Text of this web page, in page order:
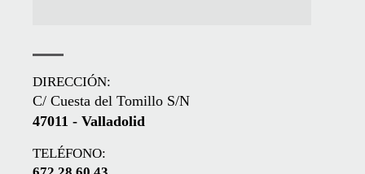
DIRECCIÓN:
C/ Cuesta del Tomillo S/N
47011 - Valladolid
TELÉFONO: